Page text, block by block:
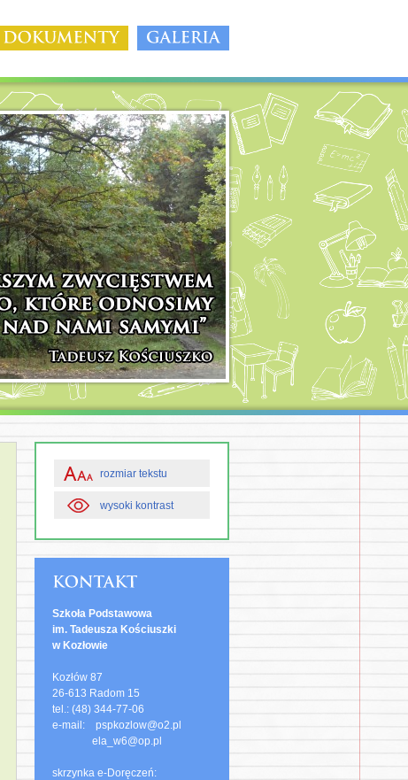
rozmiar tekstu
wysoki kontrast
Szkoła Podstawowa
im. Tadeusza Kościuszki
w Kozłowie
Kozłów 87
26-613 Radom 15
tel.: (48) 344-77-06
e-mail: pspkozlow@o2.pl
ela_w6@op.pl
skrzynka e-Doręczeń: